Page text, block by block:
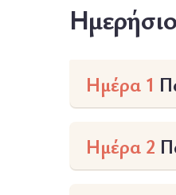
Ημέρα 1
Ημέρα 2